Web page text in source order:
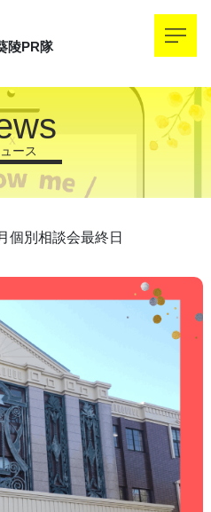
陵PR隊
ース
個別相談会最終日